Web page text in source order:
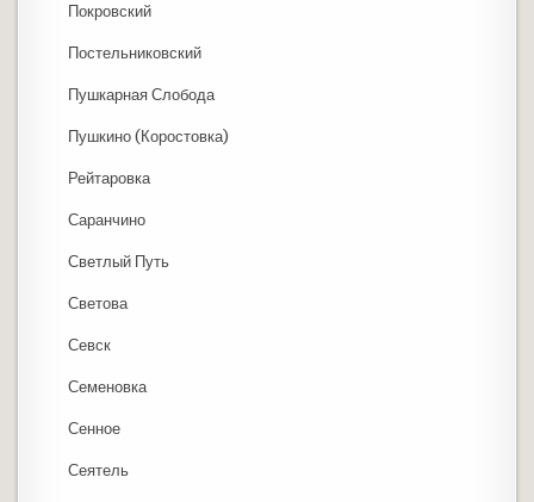
Покровский
Постельниковский
Пушкарная Слобода
Пушкино (Коростовка)
Рейтаровка
Саранчино
Светлый Путь
Светова
Севск
Семеновка
Сенное
Сеятель